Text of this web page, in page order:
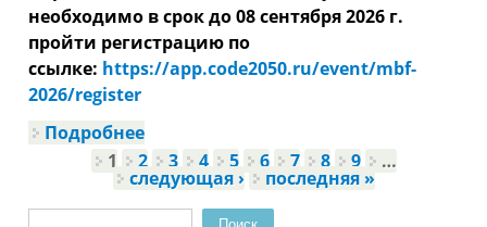
необходимо в срок до 08 сентября 2026 г.
пройти регистрацию по
ссылке: https://app.code2050.ru/event/mbf-
2026/register
Подробнее
Краснодарского края приглашают
на «Биржу поставщиков» в рамках
«Мой Бизнес Форума 2026»
Страницы
1 2 3 4 5 6 7 8 9 …
следующая › последняя »
Поиск